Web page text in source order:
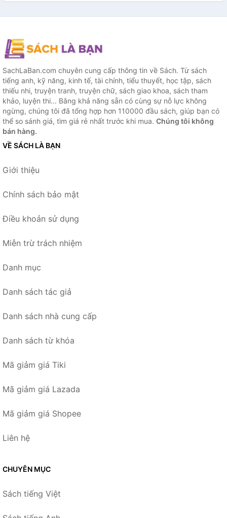
SachLaBan.com chuyên cung cấp thông tin về Sách. Từ sách
tiếng anh, kỹ năng, kinh tế, tài chính, tiểu thuyết, học tập, sách
thiếu nhi, truyện tranh, truyện chữ, sách giao khoa, sách tham
khảo, luyện thi... Bằng khả năng sẵn có cùng sự nỗ lực không
ngừng, chúng tôi đã tổng hợp hơn 110000 đầu sách, giúp bạn có
thể so sánh giá, tìm giá rẻ nhất trước khi mua. Chúng tôi không
bán hàng.
VỀ SÁCH LÀ BẠN
Giới thiệu
Chính sách bảo mật
Điều khoản sử dụng
Miễn trừ trách nhiệm
Danh mục
Danh sách tác giả
Danh sách nhà cung cấp
Danh sách từ khóa
Mã giảm giá Tiki
Mã giảm giá Lazada
Mã giảm giá Shopee
Liên hệ
CHUYÊN MỤC
Sách tiếng Việt